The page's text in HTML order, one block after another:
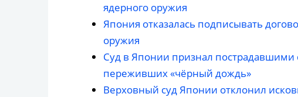
ядерного оружия
Япония отказалась подписывать
оружия
Суд в Японии признал
переживших «чёрный дождь»
Верховный суд Японии отклонил